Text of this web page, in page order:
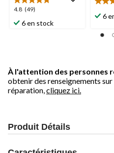
4.8 (49)
4.8
étoile(s)
sur
6 en stock
4.9
5.
6
À l'attention des personnes
obtenir des renseignements
réparation, cliquez ici.
Produit Détails